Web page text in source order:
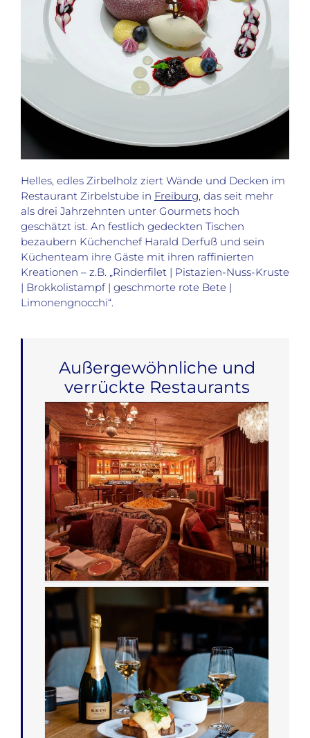
Helles, edles Zirbelholz ziert Wände und Decken im
Restaurant Zirbelstube in Freiburg, das seit mehr
als drei Jahrzehnten unter Gourmets hoch
geschätzt ist. An festlich gedeckten Tischen
bezaubern Küchenchef Harald Derfuß und sein
Küchenteam ihre Gäste mit ihren raffinierten
Kreationen – z.B. „Rinderfilet | Pistazien-Nuss-Kruste
| Brokkolistampf | geschmorte rote Bete |
Limonengnocchi“.
Außergewöhnliche und
verrückte Restaurants